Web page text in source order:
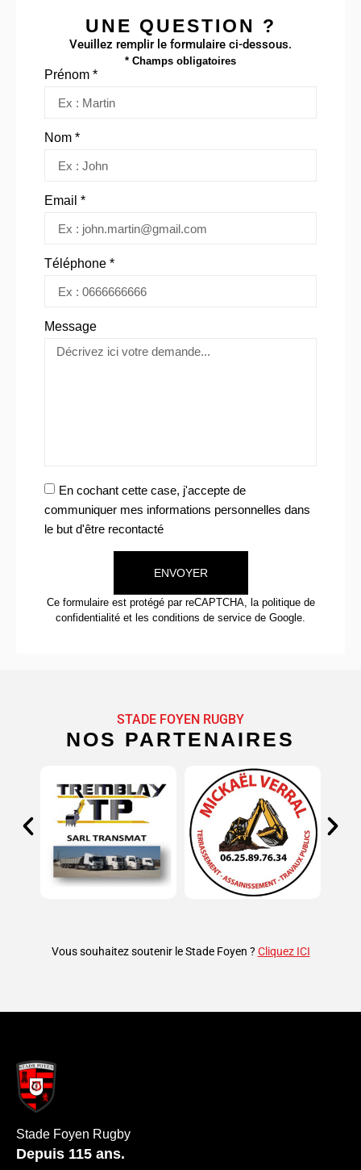
UNE QUESTION ?
Veuillez remplir le formulaire ci-dessous.
* Champs obligatoires
Prénom *
Nom *
Email *
Téléphone *
Message
En cochant cette case, j'accepte de
communiquer mes informations personnelles dans
le but d'être recontacté
ENVOYER
Ce formulaire est protégé par reCAPTCHA, la politique de
confidentialité et les conditions de service de Google.
STADE FOYEN RUGBY
NOS PARTENAIRES
Vous souhaitez soutenir le Stade Foyen ? Cliquez ICI
Stade Foyen Rugby
Depuis 115 ans.